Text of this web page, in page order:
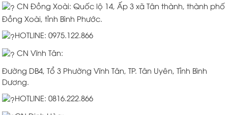
CN Đồng Xoài: Quốc lộ 14, Ấp 3 xã Tân thành, thành phố
Đồng Xoài, tỉnh Bình Phước.
HOTLINE: 0975.122.866
CN Vĩnh Tân:
Đường DB4, Tổ 3 Phường Vĩnh Tân, TP. Tân Uyên, Tỉnh Bình
Dương.
HOTLINE: 0816.222.866